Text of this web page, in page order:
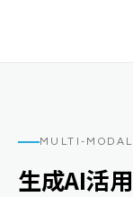
MULTI-
生成AI活